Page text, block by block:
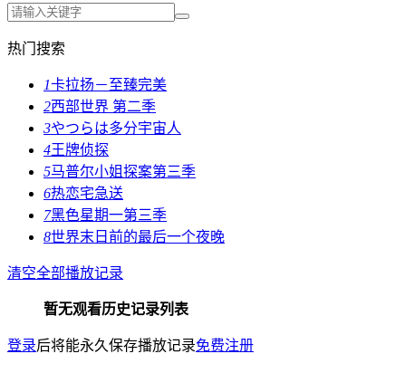
热门搜索
1卡拉扬－至臻完美
2西部世界 第二季
3やつらは多分宇宙人
4王牌侦探
5马普尔小姐探案第三季
6热恋宅急送
7黑色星期一第三季
8世界末日前的最后一个夜晚
清空全部播放记录
暂无观看历史记录列表
登录后将能永久保存播放记录免费注册